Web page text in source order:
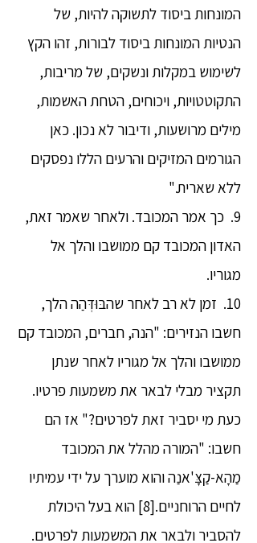
המונחות ביסוד לתשוקה להיות, של
הנטיות המונחות ביסוד לבורות, זהו הקץ
לשימוש במקלות ונשקים, של מריבות,
התקוטטויות, ויכוחים, הטחת האשמות,
מילים מרושעות, ודיבור לא נכון. כאן
הגורמים המזיקים והרעים הללו נפסקים
ללא שארית."
9. כך אמר המכובד. ולאחר שאמר זאת,
האדון המכובד קם ממושבו והלך אל
מגוריו.
10. זמן לא רב לאחר שהבּוּדְּהַה הלך,
חשבו הנזירים: "הנה, חברים, המכובד קם
ממושבו והלך אל מגוריו לאחר שנתן
תקציר מבלי לבאר את משמעות פרטיו.
כעת מי יסביר זאת לפרטים?" אז הם
חשבו: "המורה מהלל את המכובד
מַהָא-קַצָּ'אנַה והוא מוערך על ידי עמיתיו
לחיים הרוחניים.[8] הוא בעל היכולת
להסביר ולבאר את המשמעות לפרטים.